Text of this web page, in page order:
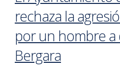
saria
rechaza la
por un hombre a
Bergara